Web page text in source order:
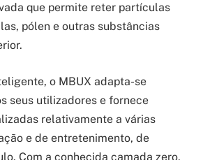
que permite reter partículas
pólen e outras substâncias
o MBUX adapta-se
seus utilizadores e fornece
relativamente a várias
e de entretenimento, de
Com a conhecida camada zero,